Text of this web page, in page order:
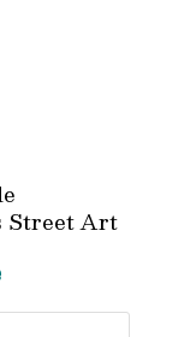
Street Art